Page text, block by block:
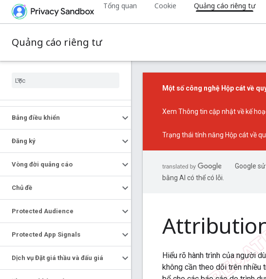
Tổng quan Cookie Quảng cáo riêng tư
Quảng cáo riêng tư
Bảng điều khiển
Đăng ký
Vòng đời quảng cáo
Chủ đề
Protected Audience
Protected App Signals
Dịch vụ Đặt giá thầu và đấu giá
Một số công nghệ Hộp cát về
Xem Thông tin cập nhật về kế
Trạng thái tính năng Hộp cát về
Google
bằng AI có thể có lỗi.
Hiểu rõ hành trình của người
không cần theo dõi trên nhiều